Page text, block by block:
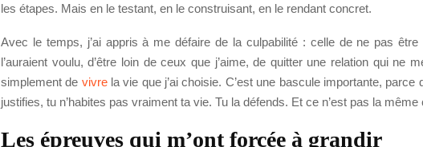
les étapes. Mais en le testant, en le construisant, en le rendant concret.
Avec le temps, j’ai appris à me défaire de la culpabilité : celle de ne pas être
l’auraient voulu, d’être loin de ceux que j’aime, de quitter une relation qui ne
simplement de vivrela vie que j’ai choisie. C’est une bascule importante, parce
justifies, tu n’habites pas vraiment ta vie. Tu la défends. Et ce n’est pas la même
Les épreuves qui m’ont forcée à grandir